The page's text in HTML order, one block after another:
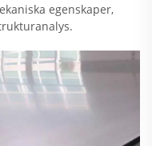
egenskaper,